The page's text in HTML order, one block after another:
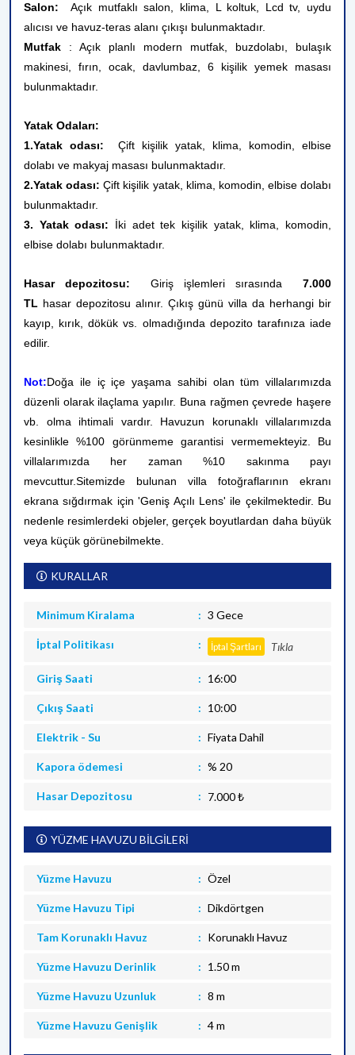
Salon: Açık mutfaklı salon, klima, L koltuk, Lcd tv, uydu
alıcısı ve havuz-teras alanı çıkışı bulunmaktadır.
Mutfak : Açık planlı modern mutfak, buzdolabı, bulaşık
makinesi, fırın, ocak, davlumbaz, 6 kişilik yemek masası
bulunmaktadır.
Yatak Odaları:
1.Yatak odası:
Çift kişilik yatak, klima, komodin, elbise
dolabı ve makyaj masası bulunmaktadır.
2.Yatak odası:Çift kişilik yatak, klima,
komodin, elbise dolabı
bulunmaktadır.
3. Yatak odası: İki adet tek kişilik yatak, klima,
komodin,
elbise dolabı bulunmaktadır.
Hasar depozitosu: Giriş işlemleri sırasında 7.000
TL hasar depozitosu alınır. Çıkış günü villa da herhangi bir
kayıp, kırık, dökük vs. olmadığında depozito tarafınıza iade
edilir.
Not:Doğa ile iç içe yaşama sahibi olan tüm villalarımızda
düzenli olarak ilaçlama yapılır. Buna rağmen çevrede haşere
vb. olma ihtimali vardır. Havuzun korunaklı villalarımızda
kesinlikle %100 görünmeme garantisi vermemekteyiz. Bu
villalarımızda her zaman %10 sakınma payı
mevcuttur.Sitemizde bulunan villa fotoğraflarının ekranı
ekrana sığdırmak için 'Geniş Açılı Lens' ile çekilmektedir. Bu
nedenle resimlerdeki objeler, gerçek boyutlardan daha büyük
veya küçük görünebilmekte.
KURALLAR
Minimum Kiralama 3 Gece
İptal Politikası İptal Şartları Tıkla
Giriş Saati 16:00
Çıkış Saati 10:00
Elektrik - Su Fiyata Dahil
Kapora ödemesi % 20
Hasar Depozitosu 7.000 ₺
YÜZME HAVUZU BİLGİLERİ
Yüzme Havuzu Özel
Yüzme Havuzu Tipi Dikdörtgen
Tam Korunaklı Havuz Korunaklı Havuz
Yüzme Havuzu Derinlik 1.50 m
Yüzme Havuzu Uzunluk 8 m
Yüzme Havuzu Genişlik 4 m